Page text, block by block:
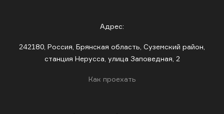
Адрес:
242180, Россия, Брянская область, Суземский район,
станция Нерусса, улица Заповедная, 2
Как проехать